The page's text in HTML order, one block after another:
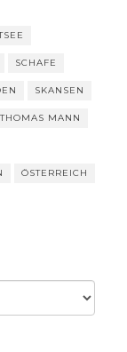
SCHAFE
SKANSEN
THOMAS MANN
ÖSTERREICH